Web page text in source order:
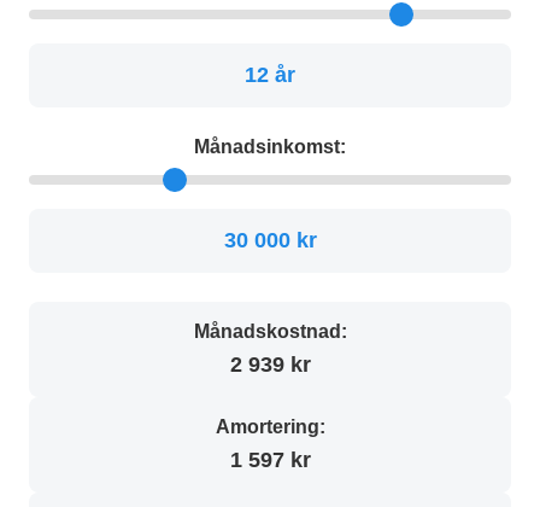
12 år
Månadsinkomst:
30 000 kr
Månadskostnad:
2 939 kr
Amortering:
1 597 kr